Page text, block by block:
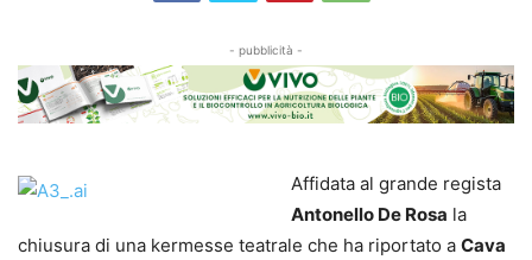
- pubblicità -
Affidata al grande regista
Antonello De Rosa la
chiusura di una kermesse teatrale che ha riportato a Cava